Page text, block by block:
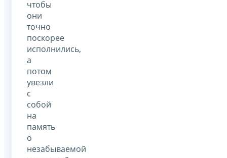
чтобы
они
точно
поскорее
исполнились,
а
потом
увезли
с
собой
на
память
о
незабываемой